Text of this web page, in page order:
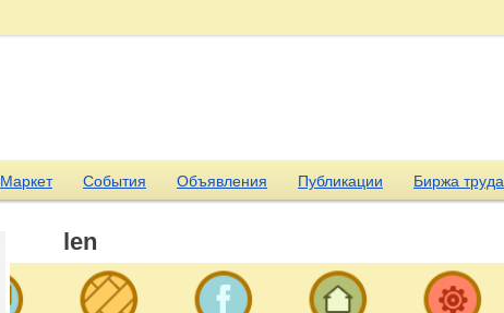
Маркет События Объявления Публикации Биржа труда
len